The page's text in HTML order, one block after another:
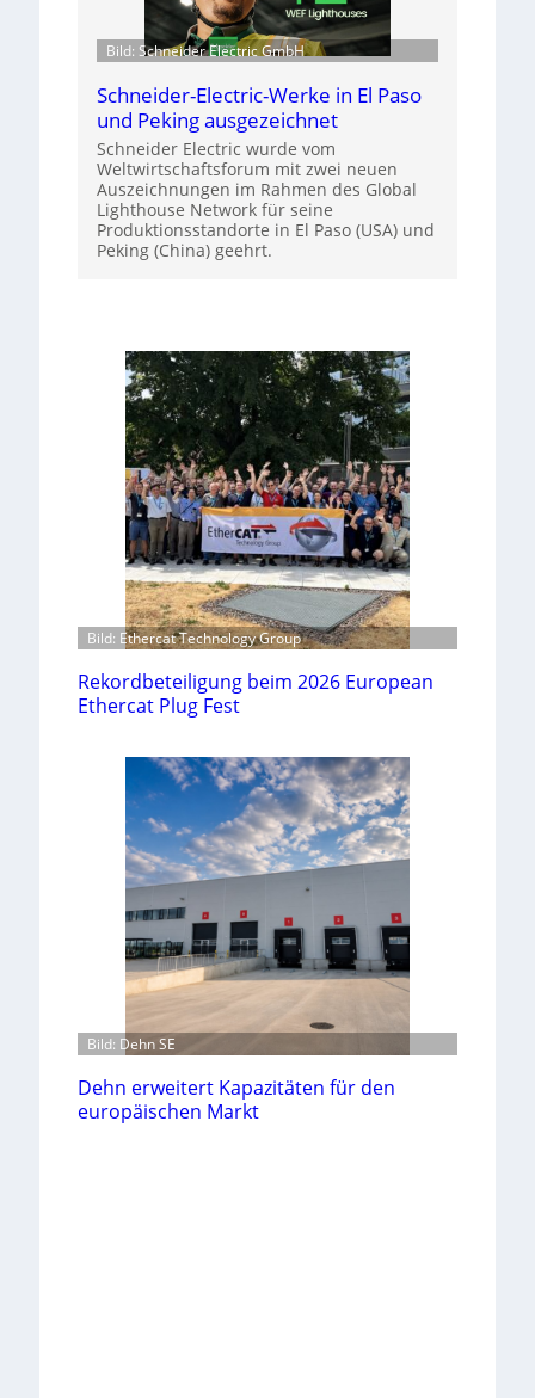
Bild: Schneider Electric GmbH
Schneider-Electric-Werke in El Paso
und Peking ausgezeichnet
Schneider Electric wurde vom
Weltwirtschaftsforum mit zwei neuen
Auszeichnungen im Rahmen des Global
Lighthouse Network für seine
Produktionsstandorte in El Paso (USA) und
Peking (China) geehrt.
Bild: Ethercat Technology Group
Rekordbeteiligung beim 2026 European
Ethercat Plug Fest
Bild: Dehn SE
Dehn erweitert Kapazitäten für den
europäischen Markt